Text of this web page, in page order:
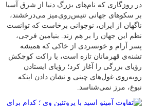
در روزگاری که نام‌های بزرگ دنیا از شرق آسیا
بر سکوهای جهانی تنیس‌روی‌میز می‌درخشند،
ناگهان از ایران، نوجوانی برخاست که توانست
نظم این جهان را بر هم زند. بنیامین فرجی،
پسر آرام و خونسردی از خاکی که همیشه
تشنه‌ی قهرمانان تازه است، با راکت کوچکش
رؤیای بزرگی را آغاز کرد؛ رؤیای ایستادن
روبه‌روی غول‌های چینی و نشان دادن اینکه
نبوغ، مرز نمی‌شناسد.